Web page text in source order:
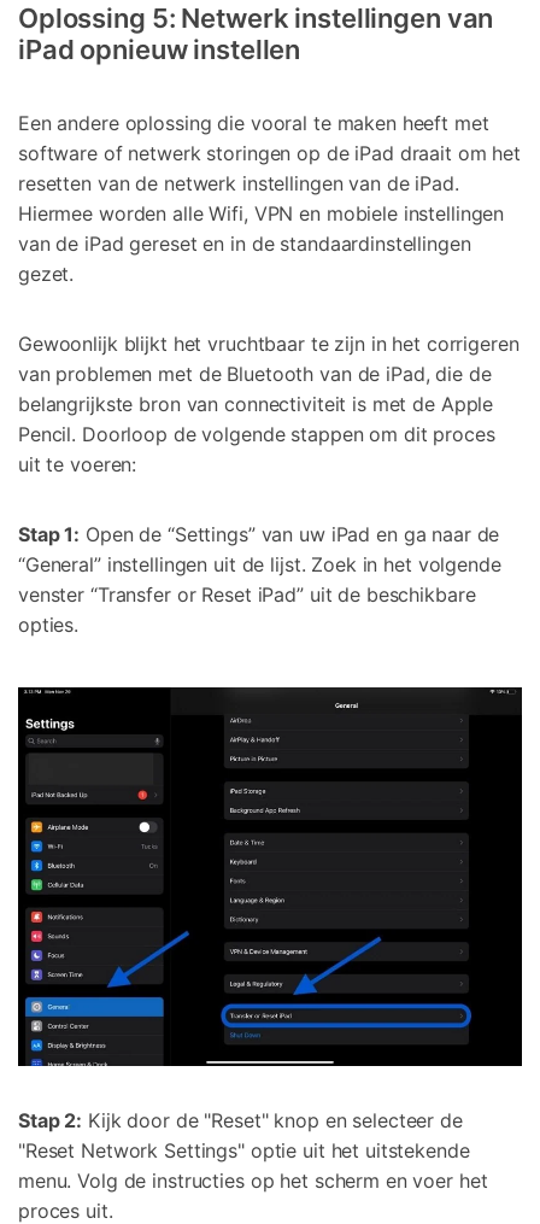
Oplossing 5: Netwerk instellingen van
iPad opnieuw instellen
Een andere oplossing die vooral te maken heeft met
software of netwerk storingen op de iPad draait om het
resetten van de netwerk instellingen van de iPad.
Hiermee worden alle Wifi, VPN en mobiele instellingen
van de iPad gereset en in de standaardinstellingen
gezet.
Gewoonlijk blijkt het vruchtbaar te zijn in het corrigeren
van problemen met de Bluetooth van de iPad, die de
belangrijkste bron van connectiviteit is met de Apple
Pencil. Doorloop de volgende stappen om dit proces
uit te voeren:
Stap 1: Open de “Settings” van uw iPad en ga naar de
“General” instellingen uit de lijst. Zoek in het volgende
venster “Transfer or Reset iPad” uit de beschikbare
opties.
Stap 2: Kijk door de "Reset" knop en selecteer de
"Reset Network Settings" optie uit het uitstekende
menu. Volg de instructies op het scherm en voer het
proces uit.